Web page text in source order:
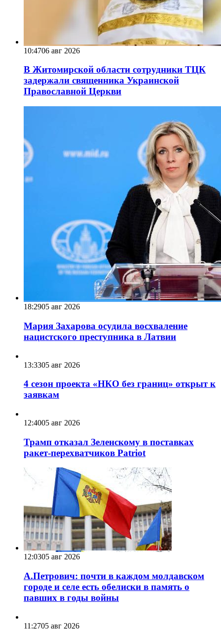
10:4706 авг 2026
В Житомирской области сотрудники ТЦК
задержали священника Украинской
Православной Церкви
18:2905 авг 2026
Мария Захарова осудила восхваление
нацистского преступника в Латвии
13:3305 авг 2026
4 сезон проекта «НКО без границ» открыт к
заявкам
12:4005 авг 2026
Трамп отказал Зеленскому в поставках
ракет-перехватчиков Patriot
12:0305 авг 2026
А.Петрович: почти в каждом молдавском
городе и селе есть обелиски в память о
павших в годы войны
11:2705 авг 2026